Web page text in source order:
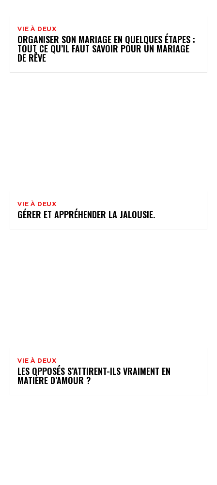
VIE À DEUX
ORGANISER SON MARIAGE EN QUELQUES ÉTAPES :
TOUT CE QU’IL FAUT SAVOIR POUR UN MARIAGE
DE RÊVE
VIE À DEUX
GÉRER ET APPRÉHENDER LA JALOUSIE.
VIE À DEUX
LES OPPOSÉS S’ATTIRENT-ILS VRAIMENT EN
MATIÈRE D’AMOUR ?